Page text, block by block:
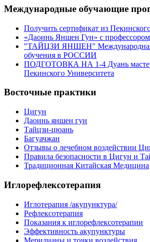
Международные обучающие
Получить сертификат из
«Даоинь Яншен Гун» с
"ТАЙЦЗИ ЯНШЕН" Международная
обучения в РОССИИ
ПОДГОТОВКА НА 1-4 Дуань
Пекинского Университета
Восточные практики
Цигун
Даоинь яншен гун
Тайцзи-цюань
Багуачжан
Отзывы о лечебном воздействии
Правила безопасности в Цигун и
Традиционная Китайская Медицина
Иглорефлексотерапия
Иглотерапия /акупунктура/
Рефлексотерапия
Показания к иглорефлексотерапии
Эффективность акупунктуры
Меридианы и точки воздействия